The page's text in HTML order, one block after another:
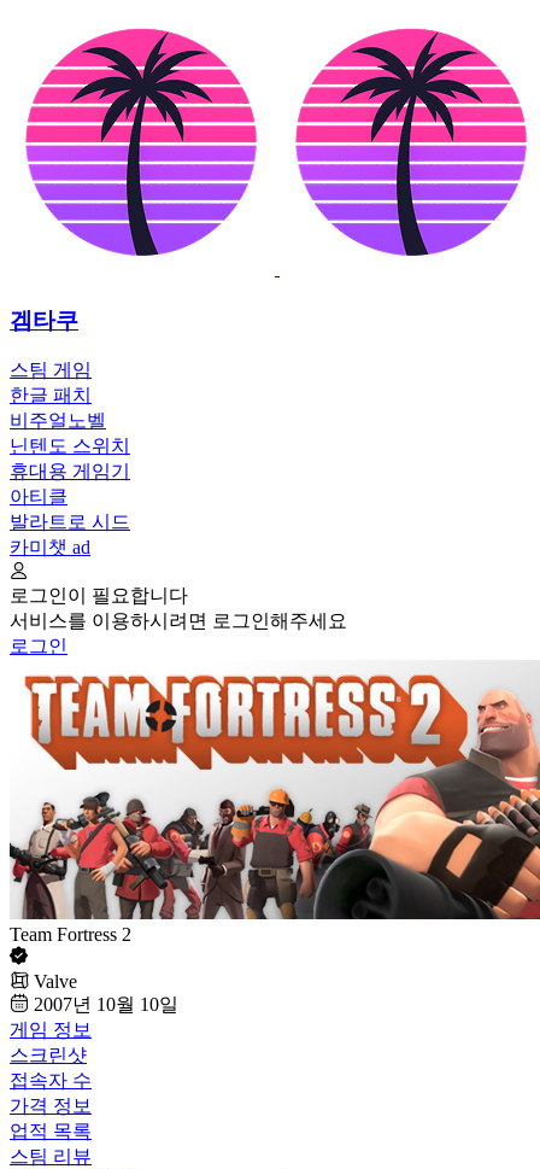
겜타쿠
스팀 게임
한글 패치
비주얼노벨
닌텐도 스위치
휴대용 게임기
아티클
발라트로 시드
카미챗 ad
로그인이 필요합니다
서비스를 이용하시려면 로그인해주세요
로그인
Team Fortress 2
Valve
2007년 10월 10일
게임 정보
스크린샷
접속자 수
가격 정보
업적 목록
스팀 리뷰